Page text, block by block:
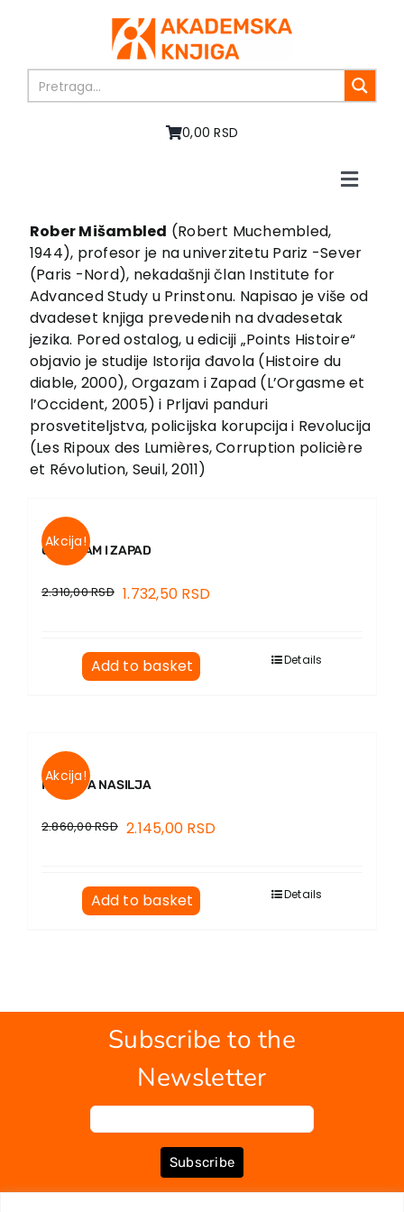
0,00 RSD
Toggle
About us
Books
In preparation
Sale
Authors
News
EU PROJECTS
Contact
Rober Mišambled (Robert Muchembled,
1944), profesor je na univerzitetu Pariz -Sever
(Paris -Nord), nekadašnji član Institute for
Advanced Study u Prinstonu. Napisao je više od
dvadeset knjiga prevedenih na dvadesetak
jezika. Pored ostalog, u ediciji „Points Histoire“
objavio je studije Istorija đavola (Histoire du
diable, 2000), Orgazam i Zapad (L’Orgasme et
l’Occident, 2005) i Prljavi panduri
prosvetiteljstva, policijska korupcija i Revolucija
(Les Ripoux des Lumières, Corruption policière
et Révolution, Seuil, 2011)
Akcija!
ORGAZAM I ZAPAD
2.310,00RSD 1.732,50 RSD
Add to basket Details
Akcija!
ISTORIJA NASILJA
2.860,00RSD 2.145,00 RSD
Add to basket Details
Subscribe to the
Newsletter
Subscribe